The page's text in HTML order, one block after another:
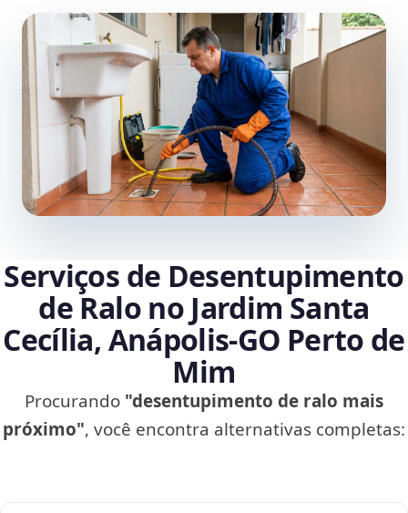
Serviços de Desentupimento
de Ralo no Jardim Santa
Cecília, Anápolis‑GO Perto de
Mim
Procurando "desentupimento de ralo mais
próximo", você encontra alternativas completas: